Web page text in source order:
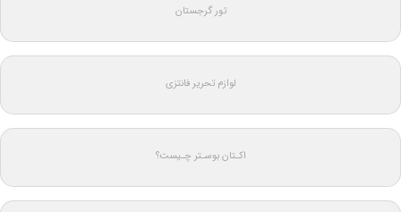
تور گرجستان
لوازم تحریر فانتزی
اکـتان بوسـتر چـیست؟